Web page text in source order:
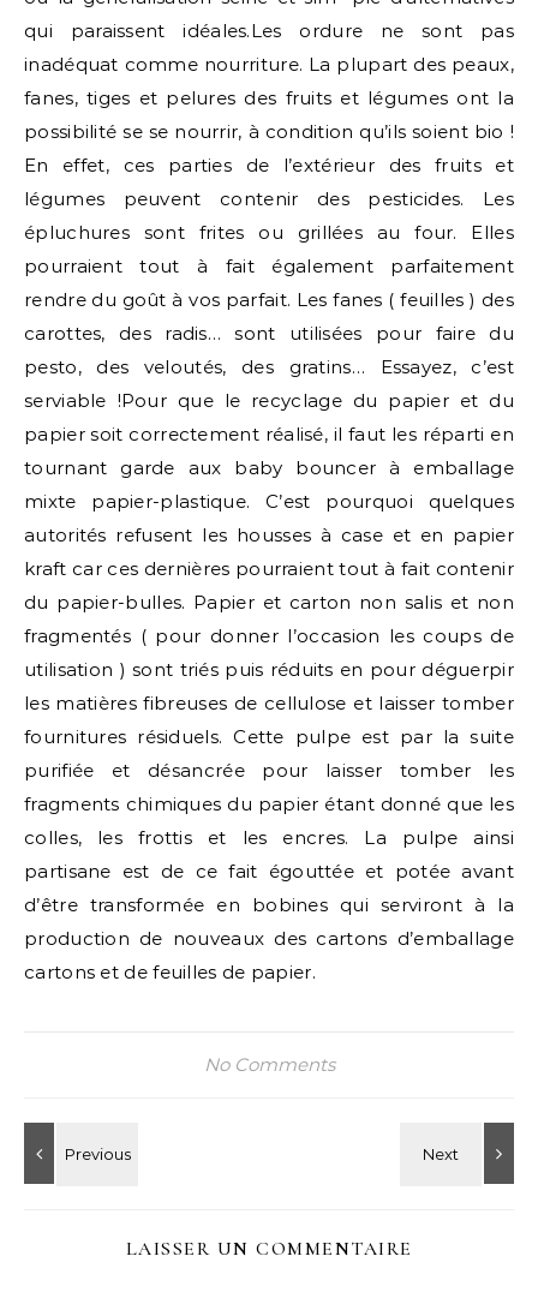
qui paraissent idéales.Les ordure ne sont pas
inadéquat comme nourriture. La plupart des peaux,
fanes, tiges et pelures des fruits et légumes ont la
possibilité se se nourrir, à condition qu’ils soient bio !
En effet, ces parties de l’extérieur des fruits et
légumes peuvent contenir des pesticides. Les
épluchures sont frites ou grillées au four. Elles
pourraient tout à fait également parfaitement
rendre du goût à vos parfait. Les fanes ( feuilles ) des
carottes, des radis… sont utilisées pour faire du
pesto, des veloutés, des gratins… Essayez, c’est
serviable !Pour que le recyclage du papier et du
papier soit correctement réalisé, il faut les réparti en
tournant garde aux baby bouncer à emballage
mixte papier-plastique. C’est pourquoi quelques
autorités refusent les housses à case et en papier
kraft car ces dernières pourraient tout à fait contenir
du papier-bulles. Papier et carton non salis et non
fragmentés ( pour donner l’occasion les coups de
utilisation ) sont triés puis réduits en pour déguerpir
les matières fibreuses de cellulose et laisser tomber
fournitures résiduels. Cette pulpe est par la suite
purifiée et désancrée pour laisser tomber les
fragments chimiques du papier étant donné que les
colles, les frottis et les encres. La pulpe ainsi
partisane est de ce fait égouttée et potée avant
d’être transformée en bobines qui serviront à la
production de nouveaux des cartons d’emballage
cartons et de feuilles de papier.
No Comments
LAISSER UN COMMENTAIRE